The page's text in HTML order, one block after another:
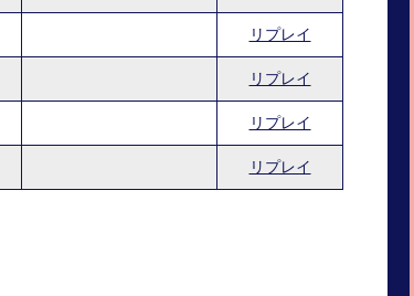
リプレイ
リプレイ
リプレイ
リプレイ